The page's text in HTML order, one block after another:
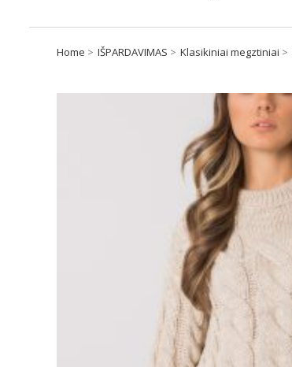
Home IŠPARDAVIMAS Klasikiniai megztiniai